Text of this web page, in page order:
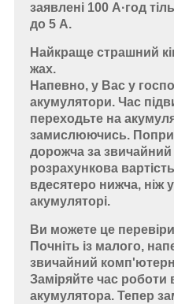
заявлені 100 А·год
до 5 А.
Найкраще страшний
жах.
Напевно, у Вас у
акумулятори. Час
переходьте на
замислюючись. Попри
дорожча за
розрахункова
вдесятеро нижча, ніж
акумуляторі.
Ви можете це
Почніть із малого,
звичайний
Заміряйте час роботи
акумулятора. Тепер